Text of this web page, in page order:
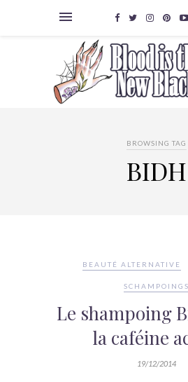
BROWSING TAG
BIDH
BEAUTÉ ALTERNATIVE
SCHAMPOINGS
Le shampoing
la caféine
19/12/2014